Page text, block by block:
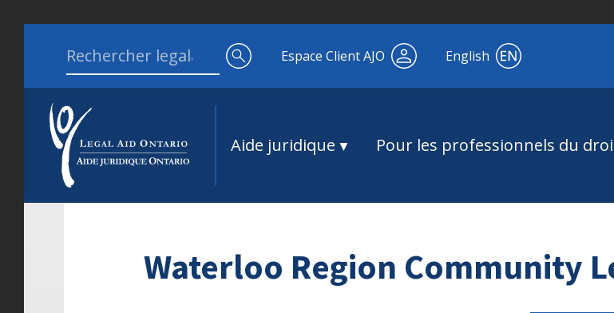
Search for:
Espace Client AJO English
Aide juridique Pour les professionnels du
Waterloo Region Community